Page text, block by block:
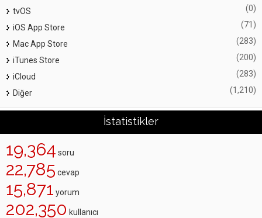
tvOS (0)
iOS App Store (71)
Mac App Store (283)
iTunes Store (200)
iCloud (283)
Diğer (1,210)
İstatistikler
19,364 soru
22,785 cevap
15,871 yorum
202,350 kullanıcı